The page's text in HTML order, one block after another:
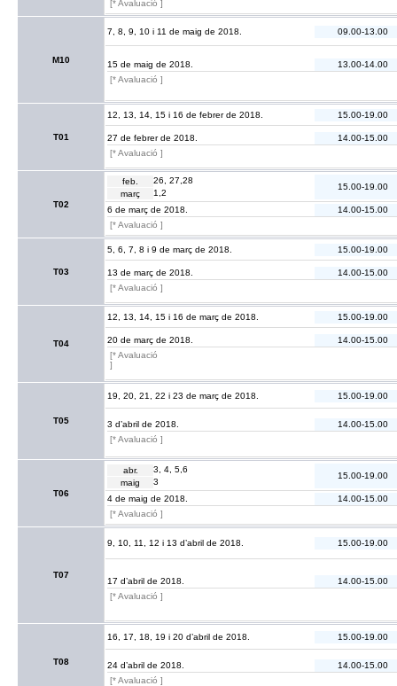
[* Avaluació ]
M10
7, 8, 9, 10 i 11 de maig de 2018. 09.00-13.00
15 de maig de 2018.
13.00-14.00
[* Avaluació ]
T01
12, 13, 14, 15 i 16 de febrer de 2018. 15.00-19.00
27 de febrer de 2018.
14.00-15.00
[* Avaluació ]
T02
feb.
26, 27,28
març
1,2
15.00-19.00
6 de març de 2018.
14.00-15.00
[* Avaluació ]
T03
5, 6, 7, 8 i 9 de març de 2018. 15.00-19.00
13 de març de 2018.
14.00-15.00
[* Avaluació ]
T04
12, 13, 14, 15 i 16 de març de 2018. 15.00-19.00
20 de març de 2018.
14.00-15.00
[* Avaluació
]
T05
19, 20, 21, 22 i 23 de març de 2018. 15.00-19.00
3 d’abril de 2018.
14.00-15.00
[* Avaluació ]
T06
abr.
3, 4, 5,6
maig
3
15.00-19.00
4 de maig de 2018.
14.00-15.00
[* Avaluació ]
T07
9, 10, 11, 12 i 13 d’abril de 2018. 15.00-19.00
17 d’abril de 2018.
14.00-15.00
[* Avaluació ]
T08
16, 17, 18, 19 i 20 d’abril de 2018. 15.00-19.00
24 d’abril de 2018.
14.00-15.00
[* Avaluació ]